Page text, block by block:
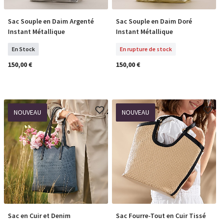
COMMANDER
Sac Souple en Daim Argenté
Instant Métallique
En Stock
150,00 €
En Rupture De Stock
Sac Souple en Daim Doré
Instant Métallique
En rupture de stock
150,00 €
NOUVEAU
COMMANDER
Sac en Cuir et Denim
NOUVEAU
COMMANDER
Sac Fourre-Tout en Cuir Tissé